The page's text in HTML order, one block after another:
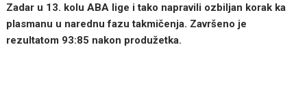
Zadar u 13. kolu ABA lige i tako napravili ozbiljan korak ka
plasmanu u narednu fazu takmičenja. Završeno je
rezultatom 93:85 nakon produžetka.